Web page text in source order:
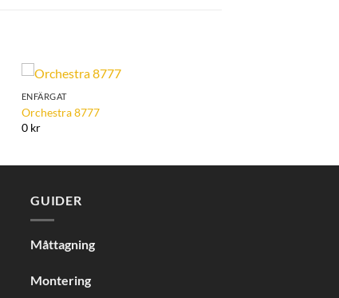
ENFÄRGAT
Orchestra 8777
0 kr
GUIDER
Måttagning
Montering